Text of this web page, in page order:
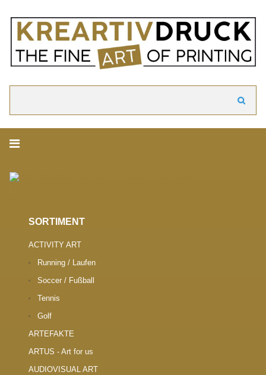
Cookie Hinweis
Um die Inhalte unserer Webseite optimal zu gestalten und fortlaufend zu
verwenden wir Cookies. Durch die weitere Nutzung der Webseite stimmen
Verwendung von Cookies zu. Weitere Informationen zu Cookies erhalten Sie
Datenschutzerklärung.
SORTIMENT
ACTIVITY ART
Running / Laufen
Soccer / Fußball
Tennis
Golf
ARTEFAKTE
ARTUS - Art for us
AUDIOVISUAL ART